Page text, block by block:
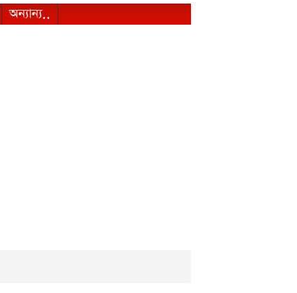
অন্যান্য..